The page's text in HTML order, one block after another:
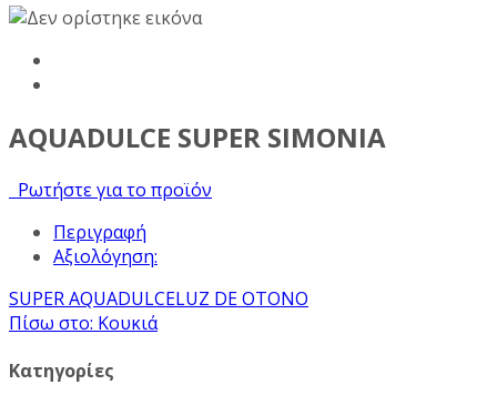
AQUADULCE SUPER SIMONIA
Ρωτήστε για το προϊόν
Περιγραφή
Αξιολόγηση:
SUPER AQUADULCELUZ DE OTONO
Πίσω στο: Κουκιά
Κατηγορίες